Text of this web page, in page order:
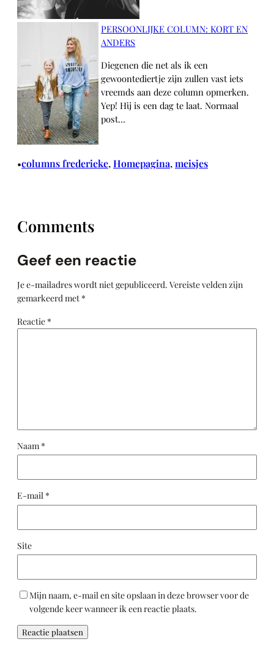
PERSOONLIJKE COLUMN: KORT EN
ANDERS
Diegenen die net als ik een
gewoontediertje zijn zullen vast iets
vreemds aan deze column opmerken.
Yep! Hij is een dag te laat. Normaal
post…
•columns frederieke, Homepagina, meisjes
Comments
Geef een reactie
Je e-mailadres wordt niet gepubliceerd. Vereiste velden zijn
gemarkeerd met *
Reactie *
Naam *
E-mail *
Site
Mijn naam, e-mail en site opslaan in deze browser voor de
volgende keer wanneer ik een reactie plaats.